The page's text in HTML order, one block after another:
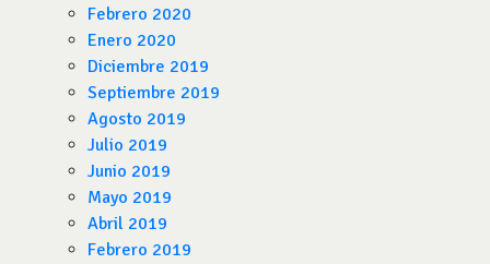
Febrero 2020
Enero 2020
Diciembre 2019
Septiembre 2019
Agosto 2019
Julio 2019
Junio 2019
Mayo 2019
Abril 2019
Febrero 2019